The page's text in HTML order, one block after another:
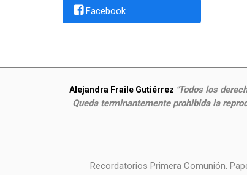
Facebook
Alejandra Fraile Gutiérrez "Todos los
Queda terminantemente prohibida la
Recordatorios Primera Comunión.